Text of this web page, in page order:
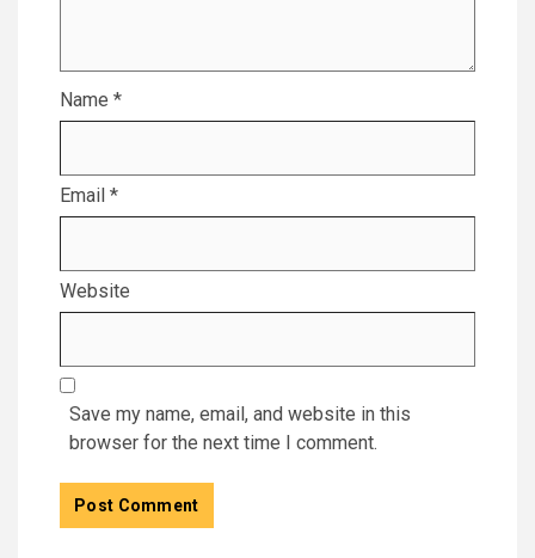
Name *
Email *
Website
Save my name, email, and website in this
browser for the next time I comment.